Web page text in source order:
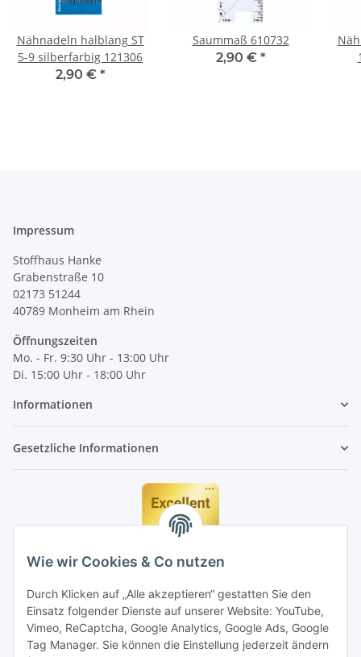
Wie wir Cookies & Co nutzen
Durch Klicken auf „Alle akzeptieren“ gestatten Sie den
Einsatz folgender Dienste auf unserer Website: YouTube,
Vimeo, ReCaptcha, Google Analytics, Google Ads, Google
Tag Manager. Sie können die Einstellung jederzeit ändern
Nähnadeln halblang ST
5-9 silberfarbig 121306
2,90 € *
Saummaß 610732
2,90 € *
Impressum
Stoffhaus Hanke
Grabenstraße 10
02173 51244
40789 Monheim am Rhein
Öffnungszeiten
Mo. - Fr. 9:30 Uhr - 13:00 Uhr
Di. 15:00 Uhr - 18:00 Uhr
Informationen
Gesetzliche Informationen